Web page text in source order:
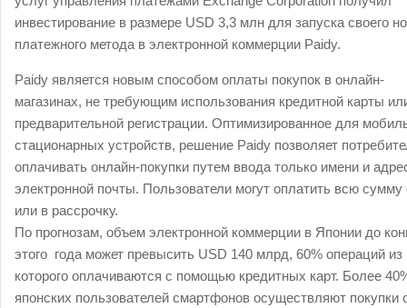
инвестирование в размере USD 3,3 млн для запуска своего
платежного метода в электронной коммерции Paidy.
Paidy является новым способом оплаты покупок в онлайн-
магазинах, не требующим использования кредитной карты
предварительной регистрации. Оптимизированное для
стационарных устройств, решение Paidy позволяет
оплачивать онлайн-покупки путем ввода только имени и
электронной почты. Пользователи могут оплатить всю сумму
или в рассрочку.
По прогнозам, объем электронной коммерции в Японии до
этого года может превысить USD 140 млрд, 60% операций из
которого оплачиваются с помощью кредитных карт. Более
японских пользователей смартфонов осуществляют покупки